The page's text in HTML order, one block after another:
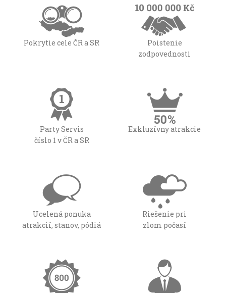
Pokrytie cele ČR a SR
Poistenie
zodpovednosti
Party Servis
číslo 1 v ČR a SR
Exkluzívny atrakcie
Ucelená ponuka
atrakcií, stanov, pódiá
Riešenie pri
zlom počasí